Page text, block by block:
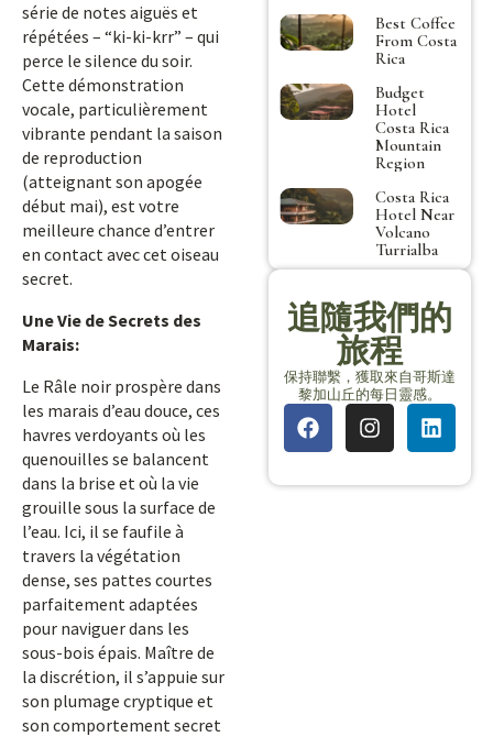
série de notes aiguës et
répétées – “ki-ki-krr” – qui
perce le silence du soir.
Cette démonstration
vocale, particulièrement
vibrante pendant la saison
de reproduction
(atteignant son apogée
début mai), est votre
meilleure chance d’entrer
en contact avec cet oiseau
secret.
Une Vie de Secrets des
Marais:
Le Râle noir prospère dans
les marais d’eau douce, ces
havres verdoyants où les
quenouilles se balancent
dans la brise et où la vie
grouille sous la surface de
l’eau. Ici, il se faufile à
travers la végétation
dense, ses pattes courtes
parfaitement adaptées
pour naviguer dans les
sous-bois épais. Maître de
la discrétion, il s’appuie sur
son plumage cryptique et
son comportement secret
Best Coffee
From Costa
Rica
Budget
Hotel
Costa Rica
Mountain
Region
Costa Rica
Hotel Near
Volcano
Turrialba
追隨我們的
旅程
保持聯繫，獲取來自哥斯達
黎加山丘的每日靈感。